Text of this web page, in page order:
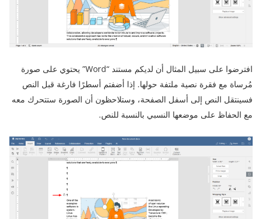
افترضوا على سبيل المثال أن لديكم مستند “Word” يحتوي على صورة
مُرساة مع فقرة نصية ملتفة حولها. إذا أضفتم أسطرًا فارغة قبل النص
فسينتقل النص إلى أسفل الصفحة، وستلاحظون أن الصورة ستتحرك معه
مع الحفاظ على موضعها النسبي بالنسبة للنص.